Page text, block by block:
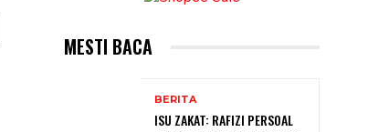
MESTI BACA
BERITA
ISU ZAKAT: RAFIZI PERSOAL